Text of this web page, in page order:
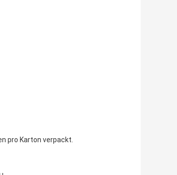
pro Karton verpackt.